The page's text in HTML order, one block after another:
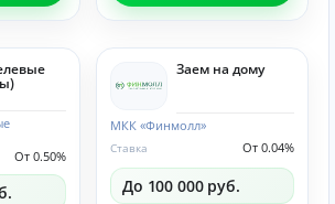
От 0.50%
Заем на дому
МКК «Финмолл»
От 0.04%
Ставка
До 100 000 руб.